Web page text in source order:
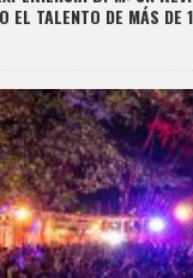
EL TALENTO DE MÁS DE